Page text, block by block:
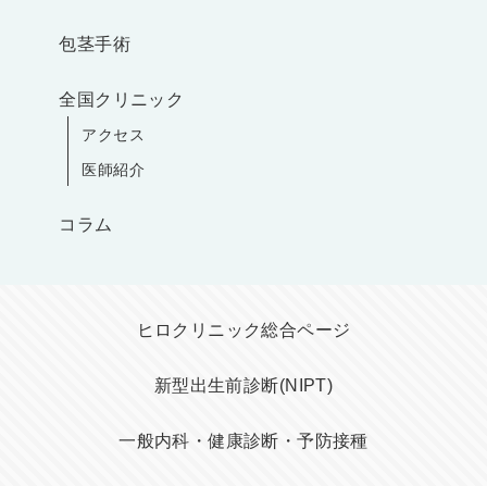
包茎手術
全国クリニック
アクセス
医師紹介
コラム
ヒロクリニック総合ページ
新型出生前診断(NIPT)
一般内科・健康診断・予防接種